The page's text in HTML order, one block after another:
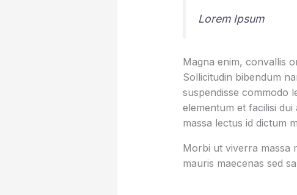
Lorem Ipsum
Magna enim, convallis
Sollicitudin bibendum
suspendisse commodo
elementum et facilisi
massa lectus id dictum
Morbi ut viverra massa
mauris maecenas sed